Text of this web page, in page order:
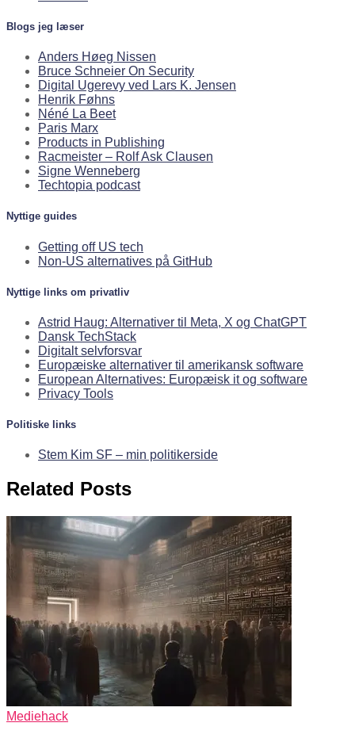
Blogs jeg læser
Anders Høeg Nissen
Bruce Schneier On Security
Digital Ugerevy ved Lars K. Jensen
Henrik Føhns
Néné La Beet
Paris Marx
Products in Publishing
Racmeister – Rolf Ask Clausen
Signe Wenneberg
Techtopia podcast
Nyttige guides
Getting off US tech
Non-US alternatives på GitHub
Nyttige links om privatliv
Astrid Haug: Alternativer til Meta, X og ChatGPT
Dansk TechStack
Digitalt selvforsvar
Europæiske alternativer til amerikansk software
European Alternatives: Europæisk it og software
Privacy Tools
Politiske links
Stem Kim SF – min politikerside
Related Posts
Mediehack